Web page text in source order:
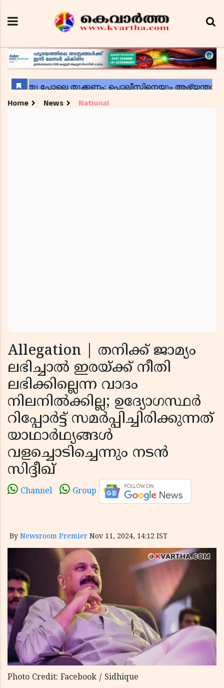
Home News National
Allegation | തനിക്ക് ജാമ്യം
ലഭിച്ചാല്‍ ഇരയ്ക്ക് നീതി
ലഭിക്കില്ലെന്ന വാദം
നിലനില്‍ക്കില്ല; ഉദ്യോഗസ്ഥര്‍
റിപ്പോര്‍ട്ട് സമര്‍പ്പിച്ചിരിക്കുന്നത്
യാഥാര്‍ഥ്യങ്ങള്‍
വളച്ചൊടിച്ചെന്നും നടന്‍
സിദ്ദീഖ്
Channel Group
By Newsroom Premier Nov 11, 2024, 14:12 IST
Photo Credit: Facebook / Sidhique